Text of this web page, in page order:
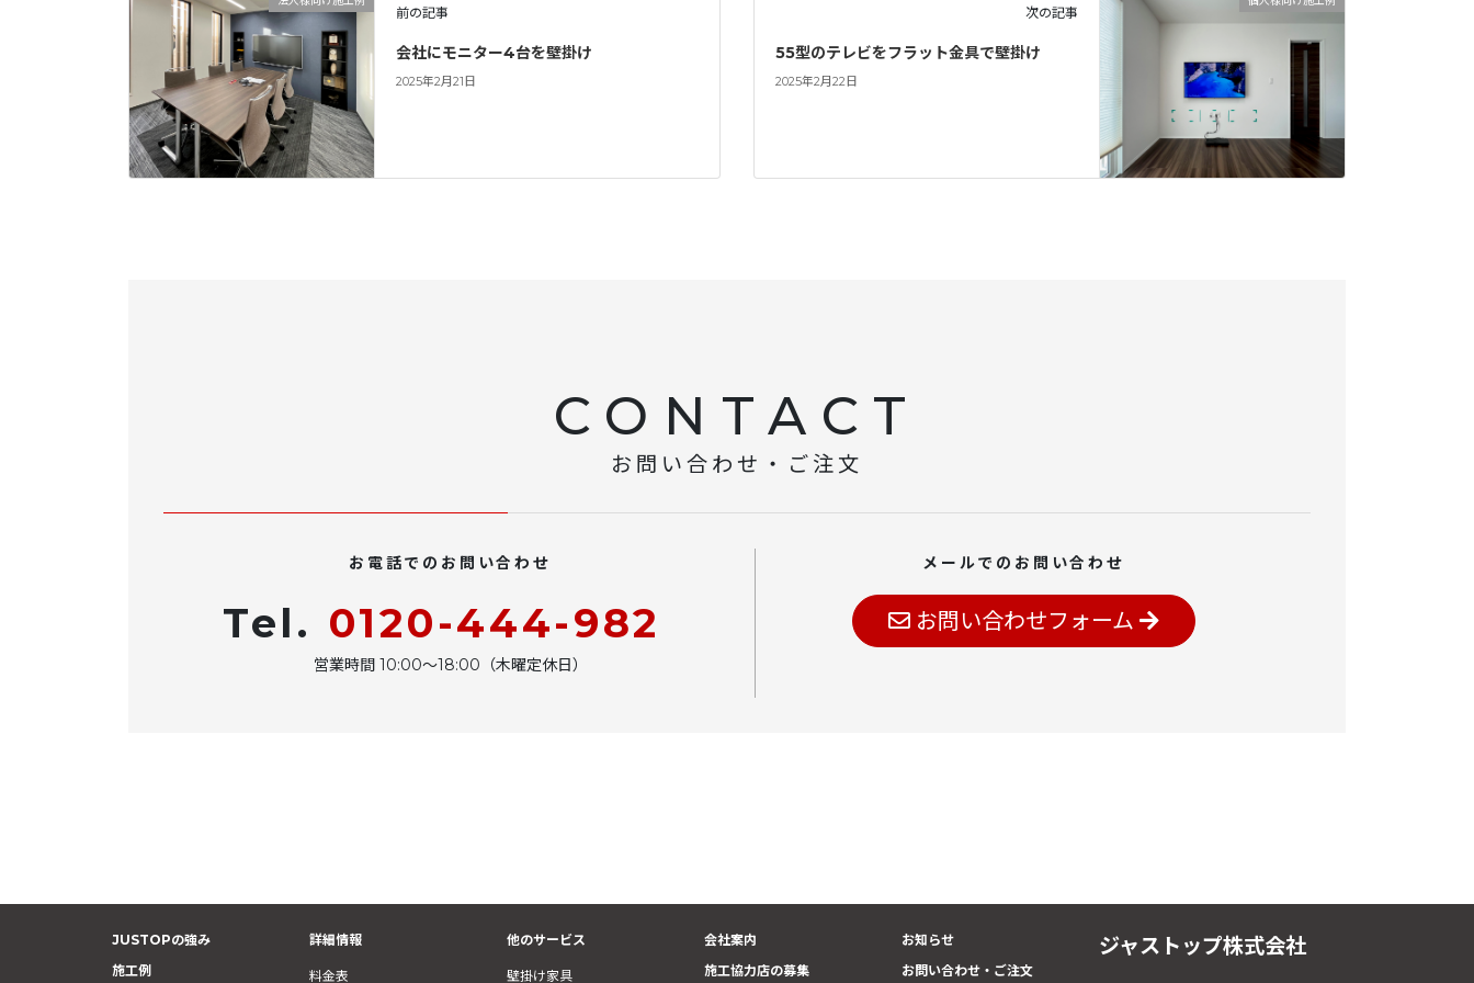
前の記事
会社にモニター4台を壁掛け
2025年2月21日
次の記事
55型のテレビをフラット金具で壁掛け
2025年2月22日
CONTACT
お問い合わせ・ご注文
お電話でのお問い合わせ
Tel. 0120-444-982
営業時間 10:00〜18:00（木曜定休日）
メールでのお問い合わせ
お問い合わせフォーム
JUSTOPの強み
施工例
詳細情報
料金表
他のサービス
壁掛け家具
会社案内
施工協力店の募集
お知らせ
お問い合わせ・ご注文
ジャストップ株式会社